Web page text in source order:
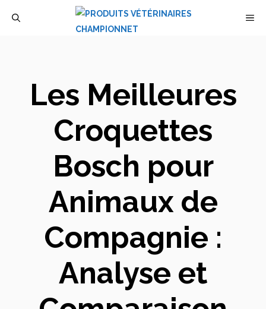
Les Meilleures
Croquettes
Bosch pour
Animaux de
Compagnie :
Analyse et